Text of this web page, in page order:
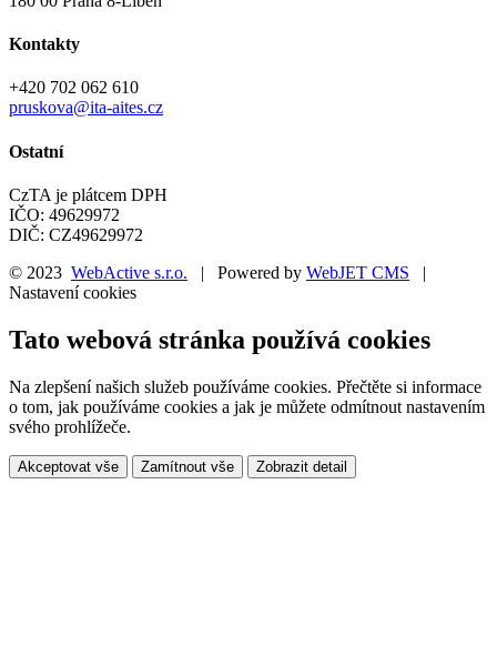
Kontakty
+420 702 062 610
pruskova@ita-aites.cz
Ostatní
CzTA je plátcem DPH
IČO: 49629972
DIČ: CZ49629972
© 2023 WebActive s.r.o. | Powered by WebJET CMS |
Nastavení cookies
Tato webová stránka používá cookies
Na zlepšení našich služeb používáme cookies. Přečtěte si informace
o tom, jak používáme cookies a jak je můžete odmítnout nastavením
svého prohlížeče.
Akceptovat vše Zamítnout vše Zobrazit detail